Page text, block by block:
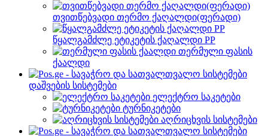
თვითწებვადი თერმო ქაღალდი(ფერადი)
წყალგამძლე ეტიკეტის ქაღალდი PP
თერმული ფასის
ქაალდი
დაშვების სისტემები
ელექტრო საკეტები
ტურნიკეტები
აღრიცხვის სისტემები